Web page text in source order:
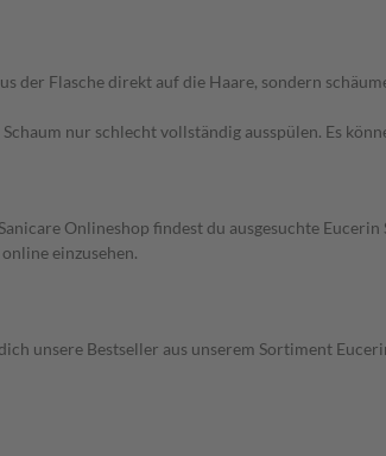
der Flasche direkt auf die Haare, sondern
nur schlecht vollständig ausspülen. Es
Onlineshop findest du ausgesuchte
einzusehen.
unsere Bestseller aus unserem Sortiment